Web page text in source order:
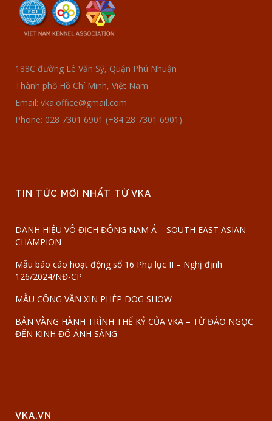
188C đường Lê Văn Sỹ, Quận Phú Nhuận
Thành phố Hồ Chí Minh, Việt Nam
Email: vka.office@gmail.com
Phone: 028 7301 6901 (+84 28 7301 6901)
TIN TỨC MỚI NHẤT TỪ VKA
DANH HIỆU VÔ ĐỊCH ĐÔNG NAM Á – SOUTH EAST ASIAN
CHAMPION
Mẫu báo cáo hoạt động số 16 Phụ lục II – Nghị định
126/2024/NĐ-CP
MẪU CÔNG VĂN XIN PHÉP DOG SHOW
BẢN VÀNG HÀNH TRÌNH THẾ KỶ CỦA VKA – TỪ ĐẢO NGỌC
ĐẾN KINH ĐÔ ÁNH SÁNG
VKA.VN